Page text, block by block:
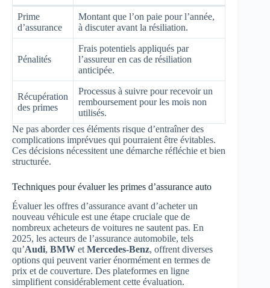
Prime
d’assurance
Montant que l’on paie pour l’année,
à discuter avant la résiliation.
Pénalités
Frais potentiels appliqués par
l’assureur en cas de résiliation
anticipée.
Récupération
des primes
Processus à suivre pour recevoir un
remboursement pour les mois non
utilisés.
Ne pas aborder ces éléments risque d’entraîner des
complications imprévues qui pourraient être évitables.
Ces décisions nécessitent une démarche réfléchie et bien
structurée.
Techniques pour évaluer les primes d’assurance auto
Évaluer les offres d’assurance avant d’acheter un
nouveau véhicule est une étape cruciale que de
nombreux acheteurs de voitures ne sautent pas. En
2025, les acteurs de l’assurance automobile, tels
qu’Audi, BMW etMercedes-Benz, offrent diverses
options qui peuvent varier énormément en termes de
prix et de couverture. Des plateformes en ligne
simplifient considérablement cette évaluation.